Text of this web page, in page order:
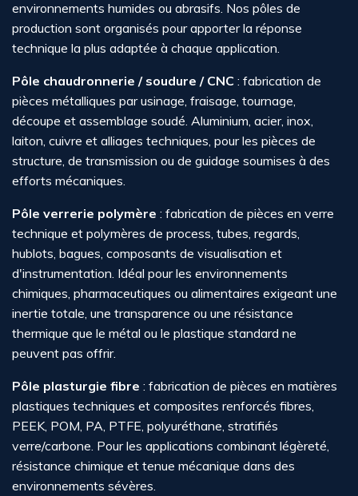
environnements humides ou abrasifs. Nos pôles de
production sont organisés pour apporter la réponse
technique la plus adaptée à chaque application.
Pôle chaudronnerie / soudure / CNC : fabrication de
pièces métalliques par usinage, fraisage, tournage,
découpe et assemblage soudé. Aluminium, acier, inox,
laiton, cuivre et alliages techniques, pour les pièces de
structure, de transmission ou de guidage soumises à des
efforts mécaniques.
Pôle verrerie polymère : fabrication de pièces en verre
technique et polymères de process, tubes, regards,
hublots, bagues, composants de visualisation et
d'instrumentation. Idéal pour les environnements
chimiques, pharmaceutiques ou alimentaires exigeant une
inertie totale, une transparence ou une résistance
thermique que le métal ou le plastique standard ne
peuvent pas offrir.
Pôle plasturgie fibre : fabrication de pièces en matières
plastiques techniques et composites renforcés fibres,
PEEK, POM, PA, PTFE, polyuréthane, stratifiés
verre/carbone. Pour les applications combinant légèreté,
résistance chimique et tenue mécanique dans des
environnements sévères.